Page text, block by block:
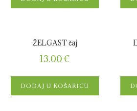
ŽELGAST čaj
13.00 €
DODAJ U KOŠARICU